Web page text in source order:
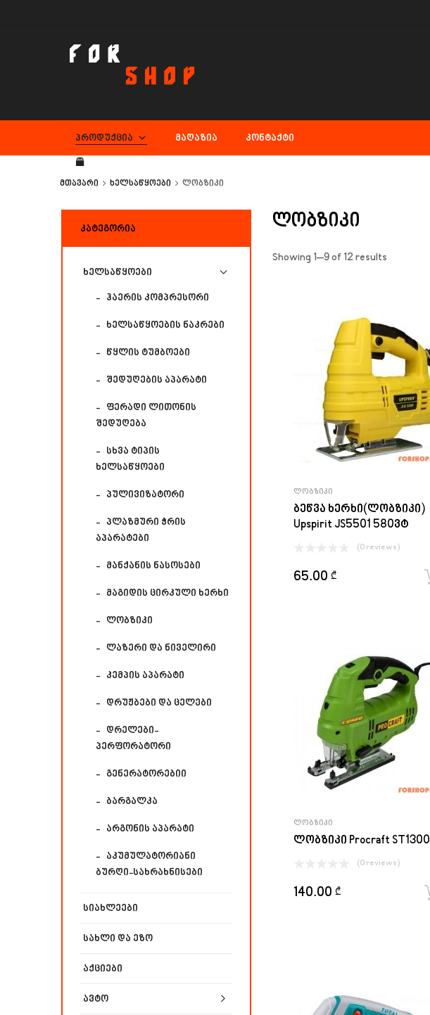
ᲞᲠᲝᲓᲣᲥᲪᲘᲐ ᲛᲐᲦᲐᲖᲘᲐ ᲙᲝᲜᲢᲐᲥᲢᲘ
მთავარი ხელსაწყოები ლობზიკი
ლობზიკი
Showing 1–9 of 12 results
ᲚᲝᲑᲖᲘᲙᲘ
ბეწვა ხერხი(ლობზიკი)
Upspirit JS5501 580ვტ
(0 reviews)
65.00 ₾
ᲚᲝᲑᲖᲘᲙᲘ
ლობზიკი Procraft ST1300
(0 reviews)
140.00 ₾
ᲙᲐᲢᲔᲒᲝᲠᲘᲐ
ხელსაწყოები
ჰაერის კომპრესორი
ხელსაწყოების ნაკრები
წყლის ტუმბოები
შედუღების აპარატი
ფერადი ლითონის
შედუღება
სხვა ტიპის
ხელსაწყოები
პულივიზატორი
პლაზმური ჭრის
აპარატები
მანქანის ნასოსები
მაგიდის ცირკული ხერხი
ლობზიკი
ლაზერი და ნიველირი
კემპის აპარატი
დრუჟბები და ცელები
დრელები-
პერფორატორი
გენერატორებიი
ბარგალკა
არგონის აპარატი
აკუმულატორიანი
ბურღი-სახრახნისები
სიახლეები
სახლი და ეზო
აქციები
ავტო